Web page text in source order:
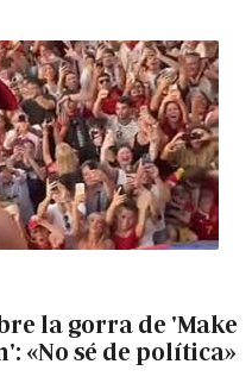
la gorra de 'Make
«No sé de política»